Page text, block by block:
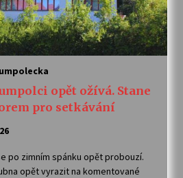
opět ožívá. Stane
pro setkávání
po zimním spánku opět probouzí.
opět vyrazit na komentované